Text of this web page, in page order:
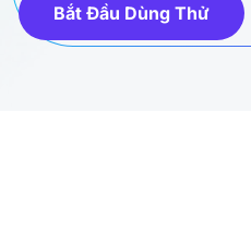
Bắt Đầu Dùng Thử